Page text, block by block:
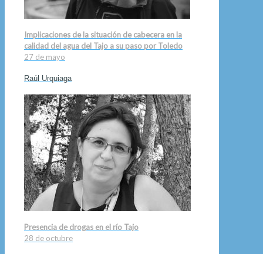
Implicaciones de la situación de cabecera en la
calidad del agua del Tajo a su paso por Toledo
27 de mayo
Raúl Urquiaga
Presencia de drogas en el río Tajo
28 de octubre